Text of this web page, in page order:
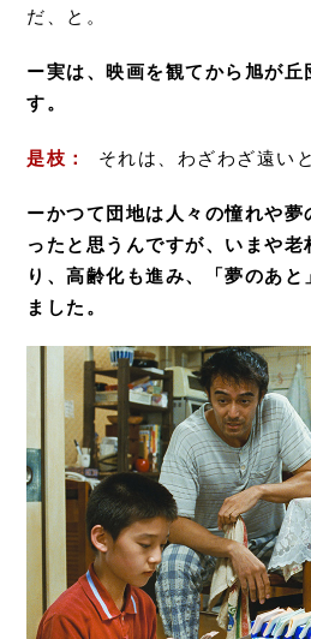
だ、と。
ー実は、映画を観てから旭が
す。
是枝： それは、わざわざ遠い
ーかつて団地は人々の憧れや
ったと思うんですが、いまや
り、高齢化も進み、「夢のあ
ました。